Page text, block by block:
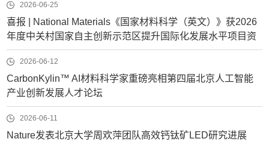
2026-06-25
喜报 | National Materials《国家材料科学（英文）》获2026
年度中关村国家自主创新示范区提升国际化发展水平项目资
助
2026-06-12
CarbonKylin™ AI材料科学家重磅亮相第四届北京人工智能
产业创新发展人才论坛
2026-06-11
Nature发表北京大学周欢萍团队高效钙钛矿LED研究进展